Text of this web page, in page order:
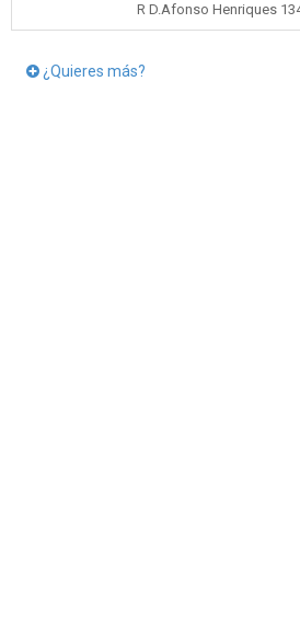
R D.Afonso Henriques
¿Quieres más?